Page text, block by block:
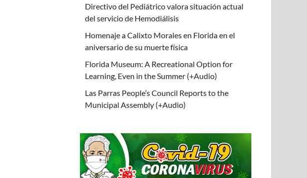
Directivo del Pediátrico valora situación actual
del servicio de Hemodiálisis
Homenaje a Calixto Morales en Florida en el
aniversario de su muerte física
Florida Museum: A Recreational Option for
Learning, Even in the Summer (+Audio)
Las Parras People’s Council Reports to the
Municipal Assembly (+Audio)